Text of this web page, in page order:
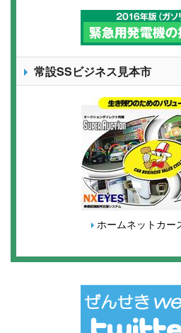
常設SSビジネス見本市
ホームネットカー